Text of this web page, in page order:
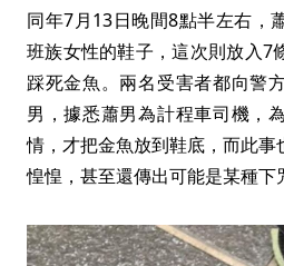
同年7月13日晚間8點半左右，
班族女性的鞋子，這次則放入7
踩死金魚。兩名受害者都向警
男，據悉蕭男為計程車司機，
情，才把金魚放到鞋底，而此
惶惶，甚至還傳出可能是某種下